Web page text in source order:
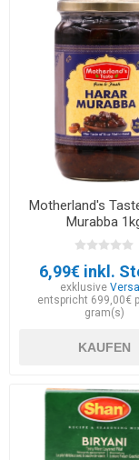
Motherland's
Murabba
6,99€ inkl.
exklusive
entspricht 699,00€
gram(s)
KAUFEN